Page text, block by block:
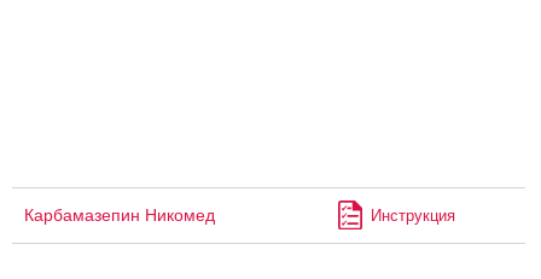
Карбамазепин Никомед Инструкция